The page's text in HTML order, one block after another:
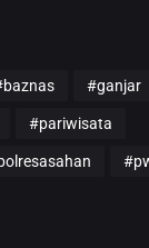
#ganjar
#pariwisata